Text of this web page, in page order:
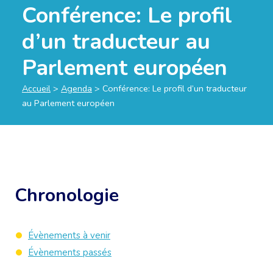
Conférence: Le profil
d’un traducteur au
Parlement européen
Accueil > Agenda > Conférence: Le profil d’un traducteur
au Parlement européen
Chronologie
Évènements à venir
Évènements passés